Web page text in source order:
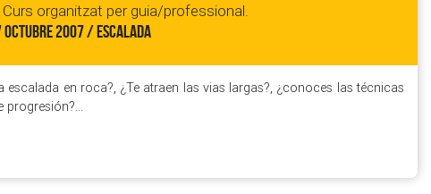
organitzat per guia/professional.
OCTUBRE 2007 / ESCALADA
escalada en roca?, ¿Te atraen las vias largas?, ¿conoces las técnicas
progresión?…